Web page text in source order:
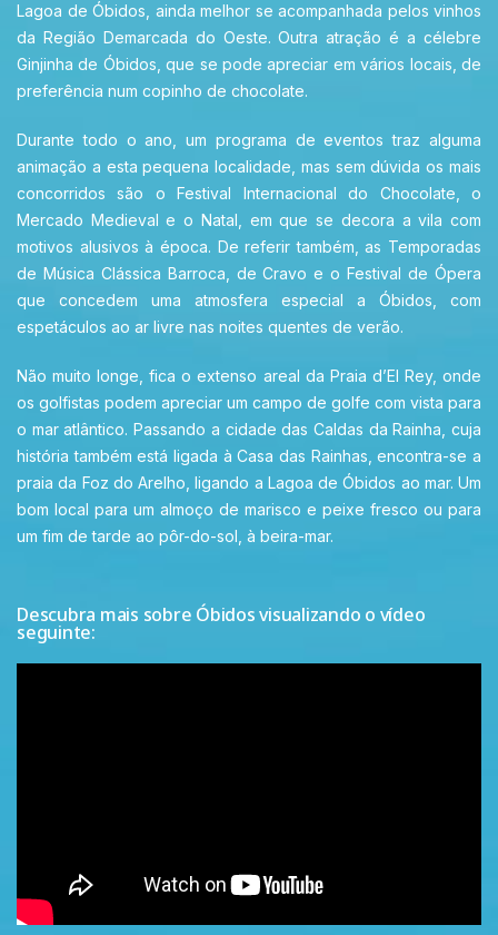
Lagoa de Óbidos, ainda melhor se acompanhada pelos vinhos
da Região Demarcada do Oeste. Outra atração é a célebre
Ginjinha de Óbidos, que se pode apreciar em vários locais, de
preferência num copinho de chocolate.
Durante todo o ano, um programa de eventos traz alguma
animação a esta pequena localidade, mas sem dúvida os mais
concorridos são o Festival Internacional do Chocolate, o
Mercado Medieval e o Natal, em que se decora a vila com
motivos alusivos à época. De referir também, as Temporadas
de Música Clássica Barroca, de Cravo e o Festival de Ópera
que concedem uma atmosfera especial a Óbidos, com
espetáculos ao ar livre nas noites quentes de verão.
Não muito longe, fica o extenso areal da Praia d’El Rey, onde
os golfistas podem apreciar um campo de golfe com vista para
o mar atlântico. Passando a cidade das Caldas da Rainha, cuja
história também está ligada à Casa das Rainhas, encontra-se a
praia da Foz do Arelho, ligando a Lagoa de Óbidos ao mar. Um
bom local para um almoço de marisco e peixe fresco ou para
um fim de tarde ao pôr-do-sol, à beira-mar.
Descubra mais sobre Óbidos visualizando o vídeo
seguinte: